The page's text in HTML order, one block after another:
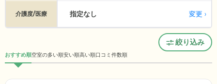
介護度/医療 指定なし 変更
絞り込み
おすすめ順空室の多い順安い順高い順口コミ件数順